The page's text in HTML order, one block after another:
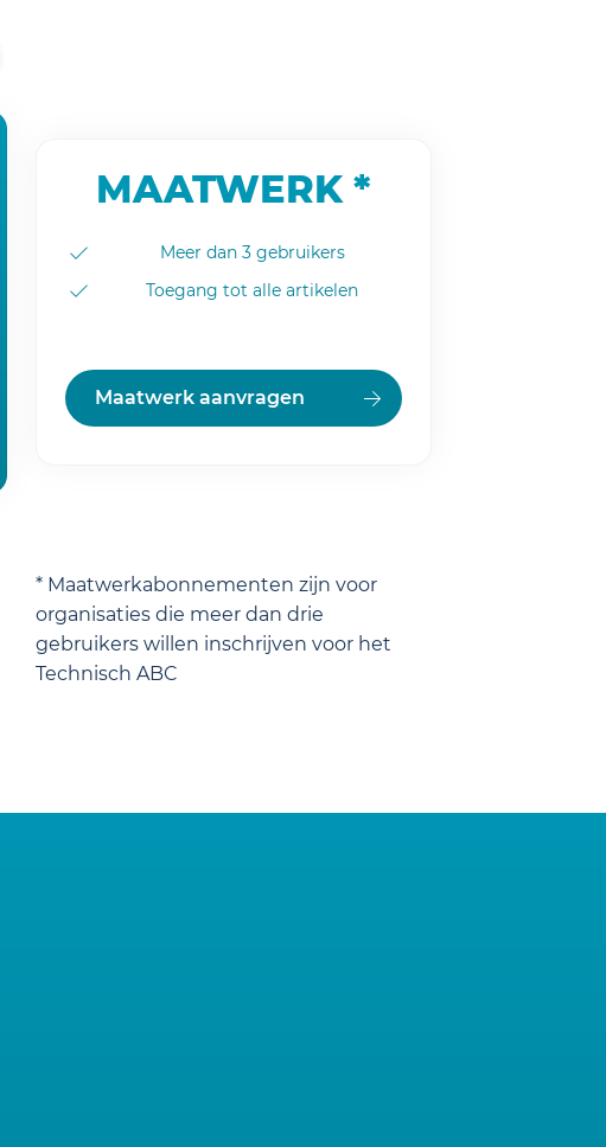
MAATWERK *
Meer dan 3 gebruikers
Toegang tot alle artikelen
Maatwerk aanvragen
* Maatwerkabonnementen zijn voor
organisaties die meer dan drie
gebruikers willen inschrijven voor het
Technisch ABC